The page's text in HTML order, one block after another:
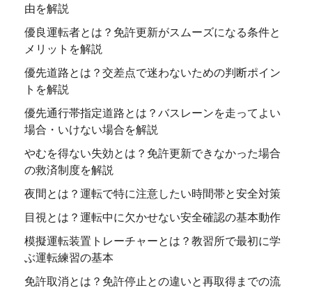
由を解説
優良運転者とは？免許更新がスムーズになる条件と
メリットを解説
優先道路とは？交差点で迷わないための判断ポイン
トを解説
優先通行帯指定道路とは？バスレーンを走ってよい
場合・いけない場合を解説
やむを得ない失効とは？免許更新できなかった場合
の救済制度を解説
夜間とは？運転で特に注意したい時間帯と安全対策
目視とは？運転中に欠かせない安全確認の基本動作
模擬運転装置トレーチャーとは？教習所で最初に学
ぶ運転練習の基本
免許取消とは？免許停止との違いと再取得までの流